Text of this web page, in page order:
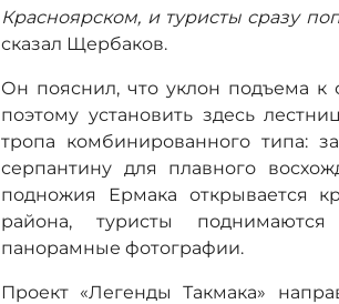
Красноярском, и туристы сразу
сказал Щербаков.
Он пояснил, что уклон подъема к
поэтому установить здесь
тропа комбинированного типа:
серпантину для плавного
подножия Ермака открывается
района, туристы
панорамные фотографии.
Проект «Легенды Такмака»